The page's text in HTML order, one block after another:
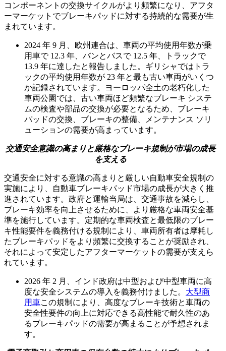
コンポーネントの交換サイクルがより頻繁になり、アフタ
ーマーケットでブレーキパッドに対する持続的な需要が生
まれています。
2024 年 9 月、欧州連合は、車両の平均使用年数が乗
用車で 12.3 年、バンとバスで 12.5 年、トラックで
13.9 年に達したと報告しました。ギリシャではトラ
ックの平均使用年数が 23 年と最も古い車両がいくつ
か記録されています。ヨーロッパ全土の老朽化した
車両公園では、古い車両ほど頻繁なブレーキ システ
ムの検査や部品の交換が必要となるため、ブレーキ
パッドの交換、ブレーキの整備、メンテナンス ソリ
ューションの需要が高まっています。
交通安全意識の高まりと厳格なブレーキ規制が市場の成長
を支える
交通安全に対する意識の高まりと厳しい自動車安全規制の
実施により、自動車ブレーキパッド市場の成長が大きく推
進されています。政府と運輸当局は、交通事故を減らし、
ブレーキ効率を向上させるために、より厳格な車両安全基
準を施行しています。定期的な車両検査と最低限のブレー
キ性能要件を義務付ける規制により、車両所有者は摩耗し
たブレーキパッドをより頻繁に交換することが奨励され、
それによって安定したアフターマーケットの需要が支えら
れています。
2026 年 2 月、インド政府は中型および中型車両に高
度な安全システムの導入を義務付けました。 大型商
用車この規制により、高度なブレーキ技術と車両の
安全性要件の向上に対応できる高性能で耐久性のあ
るブレーキパッドの需要が高まることが予想されま
す。